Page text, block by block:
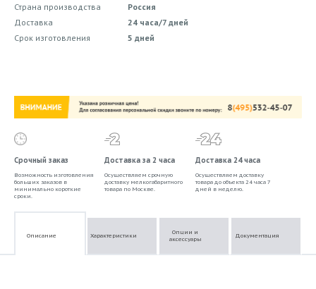
Страна производства
Россия
Доставка
24 часа/7 дней
Срок изготовления
5 дней
Срочный заказ
Возможность изготовления
больших заказов в
минимально короткие
сроки.
Доставка за 2 часа
Осуществляем срочную
доставку мелкогабаритного
товара по Москве.
Доставка 24 часа
Осуществляем доставку
товара до объекта 24 часа 7
дней в неделю.
Описание Характеристики
Опции и
аксессуары
Документация